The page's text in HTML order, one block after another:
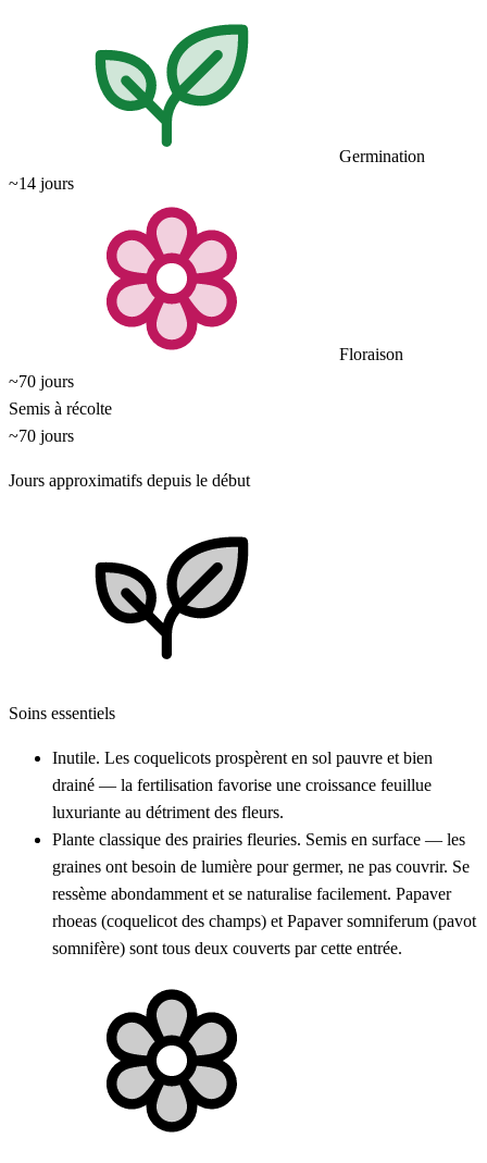
Germination
~14 jours
Floraison
~70 jours
Semis à récolte
~70 jours
Jours approximatifs depuis le début
Soins essentiels
Inutile. Les coquelicots prospèrent en sol pauvre et bien
drainé — la fertilisation favorise une croissance feuillue
luxuriante au détriment des fleurs.
Plante classique des prairies fleuries. Semis en surface — les
graines ont besoin de lumière pour germer, ne pas couvrir. Se
ressème abondamment et se naturalise facilement. Papaver
rhoeas (coquelicot des champs) et Papaver somniferum (pavot
somnifère) sont tous deux couverts par cette entrée.